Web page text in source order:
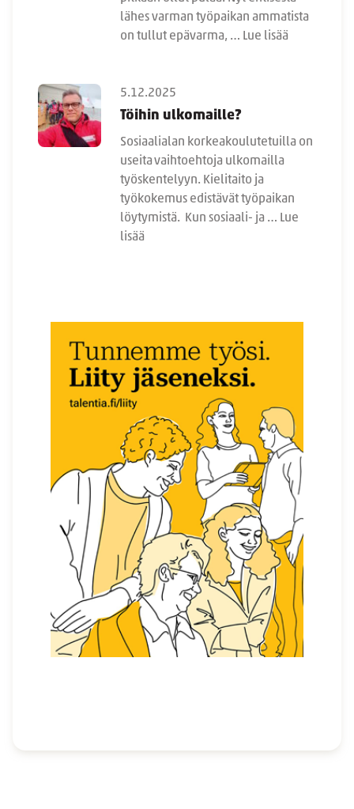
lähes varman työpaikan ammatista
on tullut epävarma, … Lue lisää
5.12.2025
Töihin ulkomaille?
Sosiaalialan korkeakoulutetuilla on
useita vaihtoehtoja ulkomailla
työskentelyyn. Kielitaito ja
työkokemus edistävät työpaikan
löytymistä. Kun sosiaali- ja … Lue
lisää